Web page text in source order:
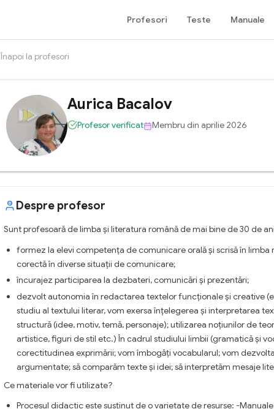
Profesori Teste Manuale
Înapoi la profesori
Aurica Bacalov
Profesor verificat Membru din aprilie 2026
Despre profesor
Sunt profesoară de limba și literatura română de mai bine de 30 de
formez la elevi competența de comunicare orală și scrisă în
corectă în diverse situații de comunicare;
încurajez participarea la dezbateri, comunicări și prezentări;
dezvolt autonomia în redactarea textelor funcționale și creative
studiu al textului literar, vom exersa înțelegerea și interpretarea
structură (idee, motiv, temă, personaje); utilizarea noțiunilor de
artistice, figuri de stil etc.) În cadrul studiului limbii (gramatică și
corectitudinea exprimării; vom îmbogăți vocabularul; vom
argumentate; să comparăm texte și idei; să interpretăm mesaje
Ce materiale vor fi utilizate?
Procesul didactic este susținut de o varietate de resurse: -